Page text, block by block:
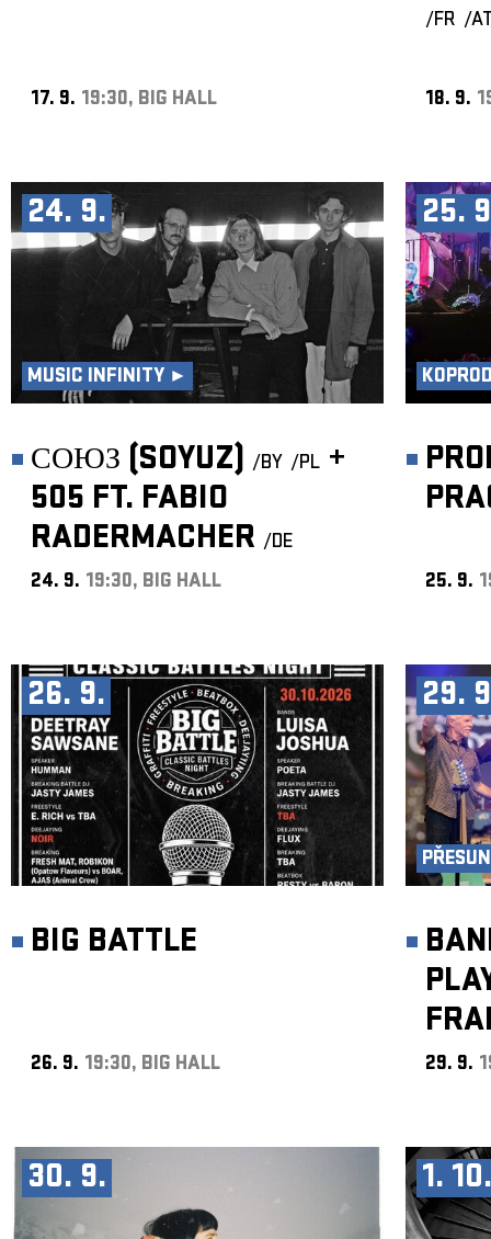
17. 9. 19:30, BIG HALL
/FR /
18. 9.
24. 9.
MUSIC INFINITY ►
СОЮЗ (SOYUZ) /BY /PL +
505 FT. FABIO
RADERMACHER /DE
24. 9. 19:30, BIG HALL
25.
25. 9.
26. 9.
BIG BATTLE
26. 9. 19:30, BIG HALL
29.
29. 9.
30. 9. 1. 10.